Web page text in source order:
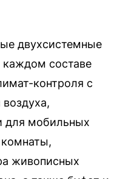
двухсистемные
каждом составе
контроля с
для мобильных
комнаты,
живописных